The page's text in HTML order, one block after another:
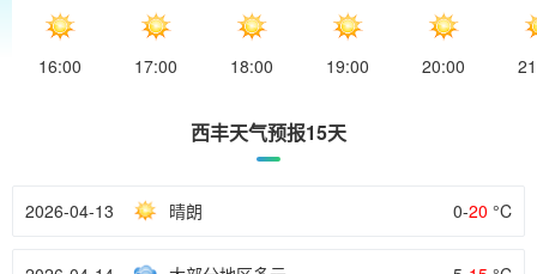
16:00 17:00 18:00 19:00 20:00
西丰天气预报15天
2026-04-13 晴朗 0-20 °C